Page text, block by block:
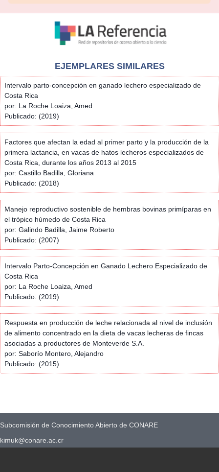
EJEMPLARES SIMILARES
Intervalo parto-concepción en ganado lechero especializado de
Costa Rica
por: La Roche Loaiza, Amed
Publicado: (2019)
Factores que afectan la edad al primer parto y la producción de la
primera lactancia, en vacas de hatos lecheros especializados de
Costa Rica, durante los años 2013 al 2015
por: Castillo Badilla, Gloriana
Publicado: (2018)
Manejo reproductivo sostenible de hembras bovinas primíparas en
el trópico húmedo de Costa Rica
por: Galindo Badilla, Jaime Roberto
Publicado: (2007)
Intervalo Parto-Concepción en Ganado Lechero Especializado de
Costa Rica
por: La Roche Loaiza, Amed
Publicado: (2019)
Respuesta en producción de leche relacionada al nivel de inclusión
de alimento concentrado en la dieta de vacas lecheras de fincas
asociadas a productores de Monteverde S.A.
por: Saborío Montero, Alejandro
Publicado: (2015)
Subcomisión de Conocimiento Abierto de CONARE
kimuk@conare.ac.cr